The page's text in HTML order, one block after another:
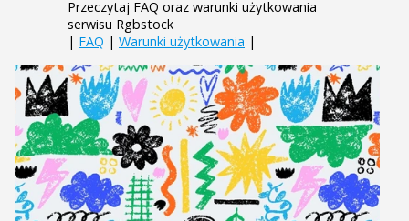
Przeczytaj FAQ oraz warunki użytkowania
serwisu Rgbstock
| FAQ | Warunki użytkowania |